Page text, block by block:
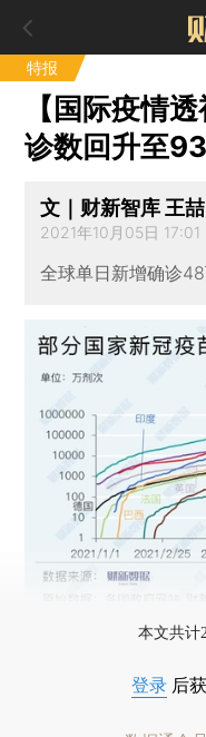
特报
【国际疫情
诊数回升至
文｜财新智库 王
2021年10月05日 17:01
全球单日新增确诊
本文共计
登录 后